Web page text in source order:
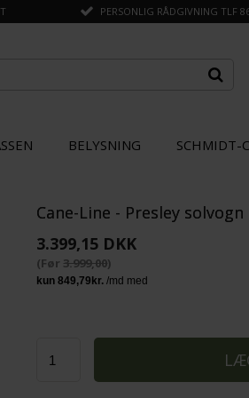
PERSONLIG RÅDGIVNING TLF
BELYSNING SCHMIDT-
OGSÅ
SPAR
Cane-Line - Presley
3.399,15 DKK
(Før 3.999,00)